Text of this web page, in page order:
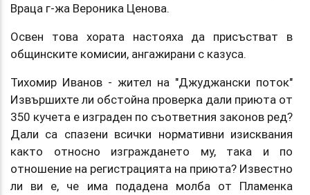
Враца г-жа Вероника Ценова.
Освен това хората настояха да присъстват в
общинските комисии, ангажирани с казуса.
Тихомир Иванов - жител на "Джуджански поток"
Извършихте ли обстойна проверка дали приюта от
350 кучета е изграден по съответния законов ред?
Дали са спазени всички нормативни изисквания
както относно изграждането му, така и по
отношение на регистрацията на приюта? Известно
ли ви е, че има подадена молба от Пламенка